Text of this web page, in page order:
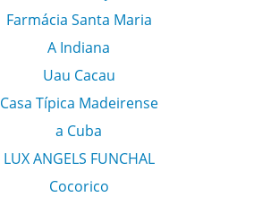
Farmácia Santa Maria
A Indiana
Uau Cacau
Casa Típica Madeirense
a Cuba
LUX ANGELS FUNCHAL
Cocorico